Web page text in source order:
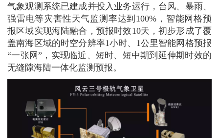
气象观测系统已建成并投入业务运行，台风、暴雨、
强雷电等灾害性天气监测率达到100%，智能网格预
报区域实现海陆融合，预报时效10天，初步形成了覆
盖南海区域的时空分辨率1小时、1公里智能网格预报
“一张网”，实现临近、短时、短中期到延伸期时效的
无缝隙海陆一体化监测预报。